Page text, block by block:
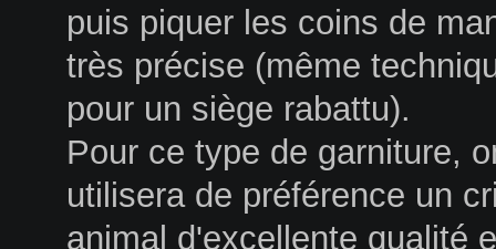
puis piquer les coins de
très précise (même
pour un siège rabattu).
Pour ce type de garniture,
utilisera de préférence un
animal d'excellente qualité